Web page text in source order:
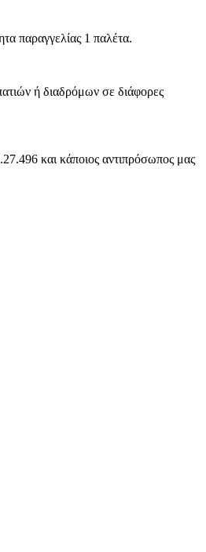
παραγγελίας 1 παλέτα.
ή διαδρόμων σε διάφορες
και κάποιος αντιπρόσωπος μας